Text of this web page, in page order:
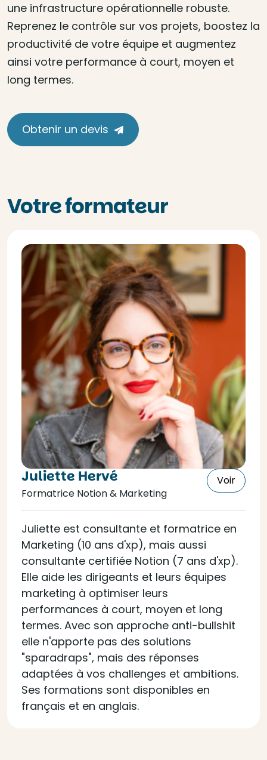
une infrastructure opérationnelle robuste.
Reprenez le contrôle sur vos projets, boostez la
productivité de votre équipe et augmentez
ainsi votre performance à court, moyen et
long termes.
Obtenir un devis
Votre formateur
Juliette Hervé
Formatrice Notion & Marketing
Voir
Juliette est consultante et formatrice en
Marketing (10 ans d'xp), mais aussi
consultante certifiée Notion (7 ans d'xp).
Elle aide les dirigeants et leurs équipes
marketing à optimiser leurs
performances à court, moyen et long
termes. Avec son approche anti-bullshit
elle n'apporte pas des solutions
"sparadraps", mais des réponses
adaptées à vos challenges et ambitions.
Ses formations sont disponibles en
français et en anglais.